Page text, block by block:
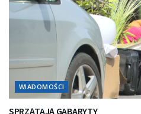
WIADOMOŚCI
SPRZĄTAJĄ GABARYTY